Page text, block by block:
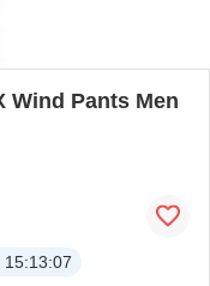
Pants Men
15:13:07